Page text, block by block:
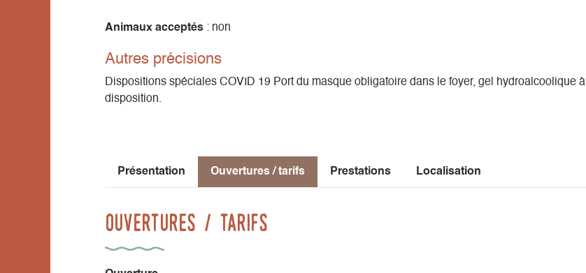
Animaux acceptés : non
Autres précisions
Dispositions spéciales COVID 19 Port du masque obligatoire dans le foyer, gel hydroalcoolique à
disposition.
Présentation Ouvertures / tarifs Prestations Localisation
Ouvertures / tarifs